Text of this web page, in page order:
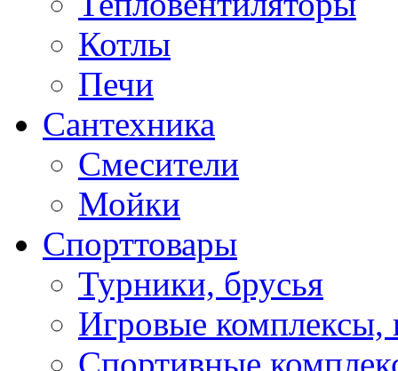
Котлы
Печи
Сантехника
Смесители
Мойки
Спорттовары
Турники, брусья
Игровые комплексы,